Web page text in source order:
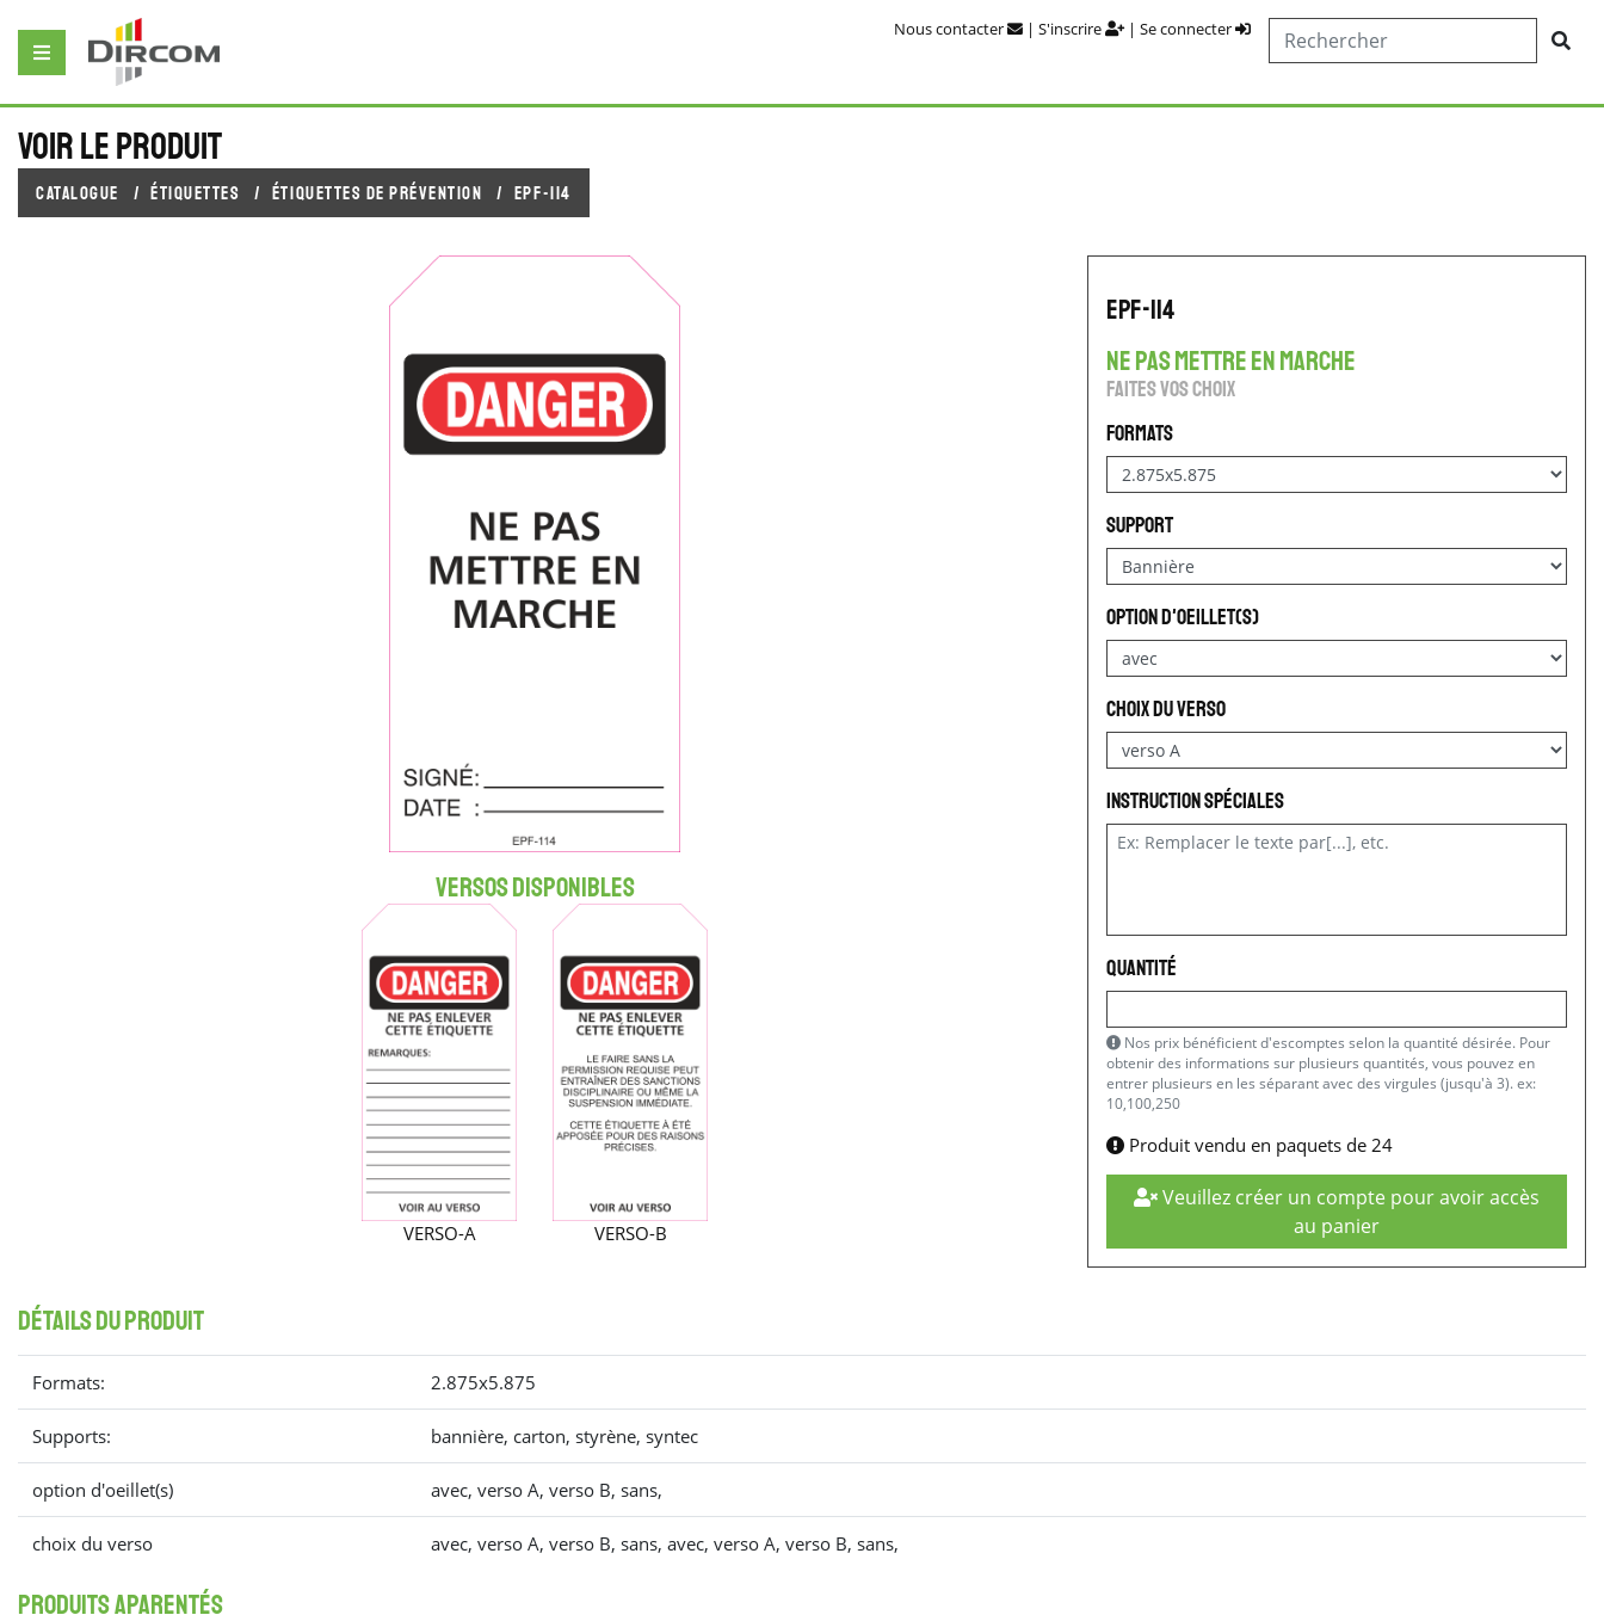
Nous contacter | S'inscrire | Se connecter
Voir le produit
Catalogue Étiquettes Étiquettes de prévention EPF-114
Versos disponibles
VERSO-A VERSO-B
EPF-114
ne pas mettre en marche
Faites vos choix
Formats
Support
option d'oeillet(s)
choix du verso
Instruction spéciales
Quantité
Nos prix bénéficient d'escomptes selon la quantité désirée. Pour
obtenir des informations sur plusieurs quantités, vous pouvez en
entrer plusieurs en les séparant avec des virgules (jusqu'à 3). ex:
10,100,250
Produit vendu en paquets de 24
Veuillez créer un compte pour avoir accès
au panier
détails du produit
Formats: 2.875x5.875
Supports: bannière, carton, styrène, syntec
option d'oeillet(s) avec, verso A, verso B, sans,
choix du verso avec, verso A, verso B, sans, avec, verso A, verso B, sans,
produits aparentés